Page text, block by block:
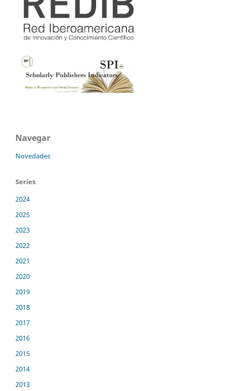
Navegar
Novedades
Series
2024
2025
2023
2022
2021
2020
2019
2018
2017
2016
2015
2014
2013